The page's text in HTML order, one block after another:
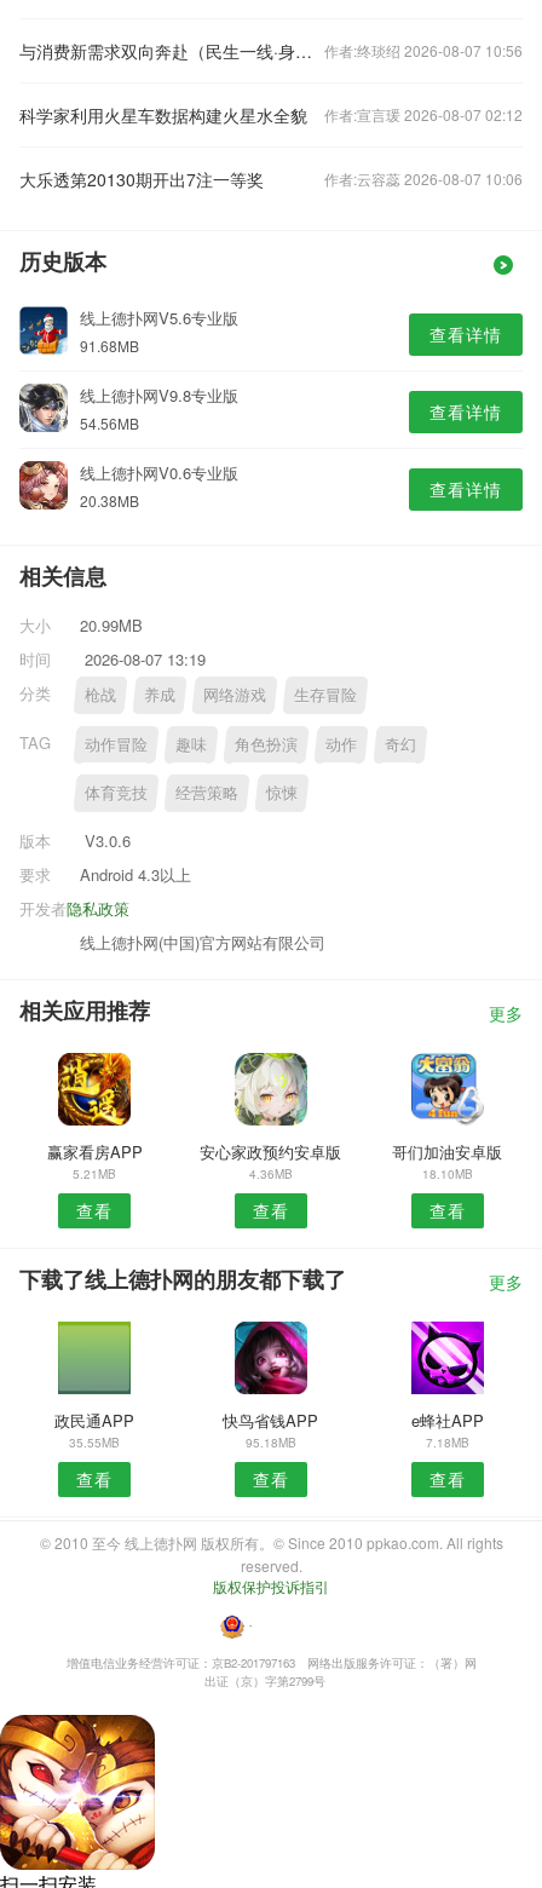
与消费新需求双向奔赴（民生一线·身边的增收故事） 作者:终琰绍 2026-08-07 10:56
科学家利用火星车数据构建火星水全貌 作者:宣言瑗 2026-08-07 02:12
大乐透第20130期开出7注一等奖 作者:云容蕊 2026-08-07 10:06
历史版本
线上德扑网V5.6专业版
91.68MB 查看详情
线上德扑网V9.8专业版
54.56MB 查看详情
线上德扑网V0.6专业版
20.38MB 查看详情
相关信息
大小
20.99MB
时间
2026-08-07 13:19
分类
枪战 养成 网络游戏 生存冒险
TAG 动作冒险 趣味 角色扮演 动作 奇幻
体育竞技 经营策略 惊悚
版本
V3.0.6
要求
Android 4.3以上
隐私政策
开发者
线上德扑网(中国)官方网站有限公司
相关应用推荐 更多
赢家看房APP
5.21MB
查看
安心家政预约安卓版
4.36MB
查看
哥们加油安卓版
18.10MB
查看
下载了线上德扑网的朋友都下载了 更多
政民通APP
35.55MB
查看
快鸟省钱APP
95.18MB
查看
e蜂社APP
7.18MB
查看
© 2010 至今 线上德扑网 版权所有。© Since 2010 ppkao.com. All rights
reserved.
版权保护投诉指引
・
增值电信业务经营许可证：京B2-201797163
网络出版服务许可证：（署）网
出证（京）字第2799号